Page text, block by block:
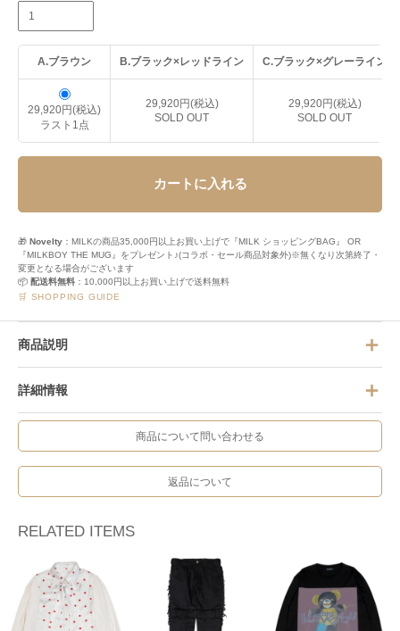
A.ブラウン B.ブラック×レッドライン C.ブラック×グレーライン
29,920円(税込)
ラスト1点
29,920円(税込)
SOLD OUT
29,920円(税込)
SOLD OUT
カートに入れる
🎁 Novelty ：MILKの商品35,000円以上お買い上げで『MILK ショッピングBAG』 OR
『MILKBOY THE MUG』をプレゼント♪(コラボ・セール商品対象外)※無くなり次第終了・
変更となる場合がございます
📦 配送料無料 ：10,000円以上お買い上げで送料無料
🛒 SHOPPING GUIDE
商品説明
詳細情報
商品について問い合わせる
返品について
RELATED ITEMS